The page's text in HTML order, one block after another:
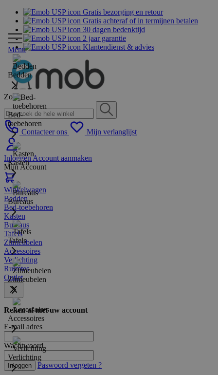
Gratis bezorging en retour
Gratis achteraf of in termijnen betalen
30 dagen bedenktijd
2 jaar garantie
Klantendienst & advies
Zoek
Contacteer ons Mijn verlanglijst
InloggenAccount aanmaken
Mijn Account
Winkelwagen
Menu
Bedden
Bed-
toebehoren
Kasten
Bureaus
Tafels
Zitmeubelen
Accessoires
Verlichting
Bedden
Bed-toebehoren
Kasten
Bureaus
Tafels
Zitmeubelen
Accessoires
Verlichting
Ruimtes
Outlet
Reken af met uw account
E-mail adres
Wachtwoord
Inloggen Paswoord vergeten ?